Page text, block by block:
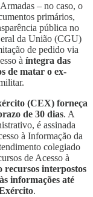
– no caso, o
primários,
pública no
da União (CGU)
de pedido via
à íntegra das
de matar o ex-
(CEX) forneça
de 30 dias. A
é assinada
à Informação da
colegiado
de Acesso à
recursos interpostos
informações até
.